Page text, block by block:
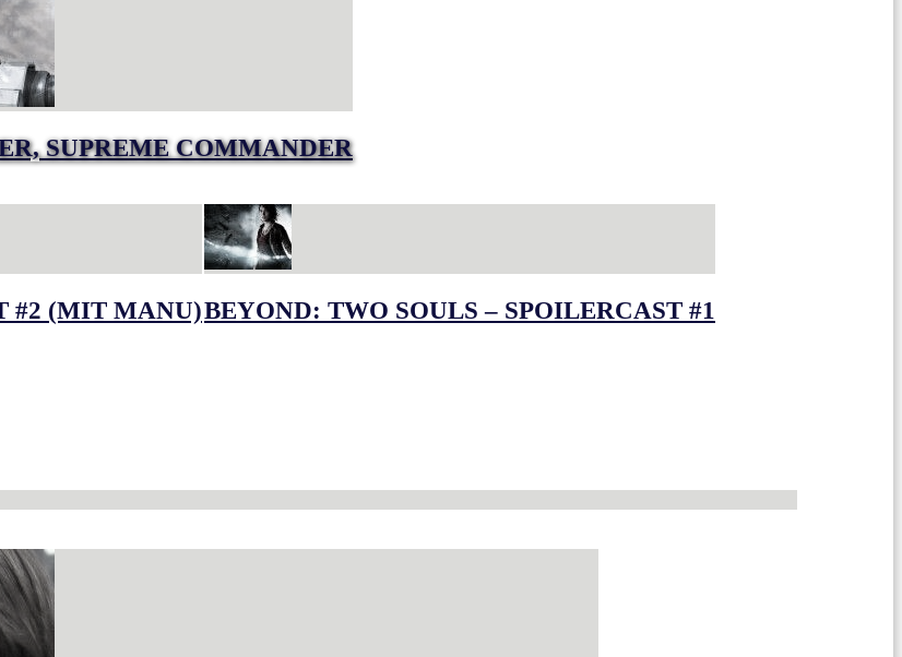
SUPREME COMMANDER
#2 (MIT MANU)BEYOND: TWO SOULS – SPOILERCAST #1